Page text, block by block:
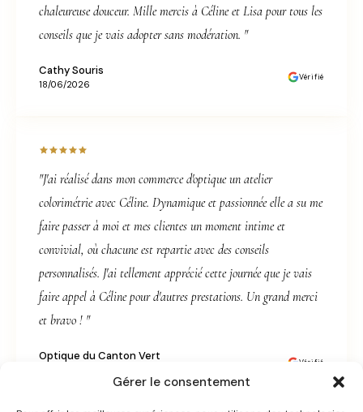
Gérer le consentement
chaleureuse douceur. Mille mercis à Céline et Lisa pour tous les
conseils que je vais adopter sans modération. "
Cathy Souris
18/06/2026
Vérifié
"J'ai réalisé dans mon commerce d'optique un atelier
colorimétrie avec Céline. Dynamique et passionnée elle a su me
faire passer à moi et mes clientes un moment intime et
convivial, où chacune est repartie avec des conseils
personnalisés. J'ai tellement apprécié cette journée que je vais
faire appel à Céline pour d'autres prestations. Un grand merci
et bravo ! "
Optique du Canton Vert Vérifié